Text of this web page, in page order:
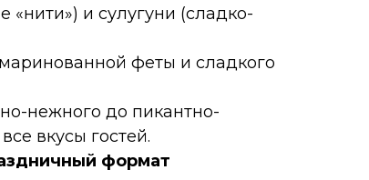
«нити») и сулугуни (сладко-
феты и сладкого
нежного до пикантно-
вкусы гостей.
формат